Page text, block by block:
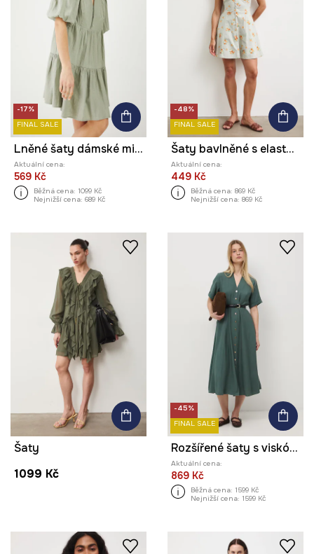
-17%
FINAL SALE
Lněné šaty dámské mini, hladký povrch zelená barva
Aktuální cena:
569 Kč
Běžná cena: 1099 Kč
Nejnižší cena: 689 Kč
-48%
FINAL SALE
Šaty bavlněné s elastanem
Aktuální cena:
449 Kč
Běžná cena: 869 Kč
Nejnižší cena: 869 Kč
Šaty
1099 Kč
-45%
FINAL SALE
Rozšířené šaty s viskózou
Aktuální cena:
869 Kč
Běžná cena: 1599 Kč
Nejnižší cena: 1599 Kč